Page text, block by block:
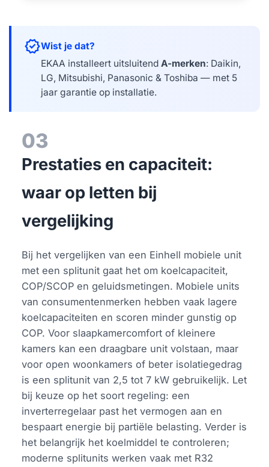
verifiedWist je dat?
EKAA installeert uitsluitendA-merken: Daikin,
LG, Mitsubishi, Panasonic & Toshiba — met 5
jaar garantie op installatie.
03
Prestaties en capaciteit:
waar op letten bij
vergelijking
Bij het vergelijken van een Einhell mobiele unit
met een splitunit gaat het om koelcapaciteit,
COP/SCOP en geluidsmetingen. Mobiele units
van consumentenmerken hebben vaak lagere
koelcapaciteiten en scoren minder gunstig op
COP. Voor slaapkamercomfort of kleinere
kamers kan een draagbare unit volstaan, maar
voor open woonkamers of beter isolatiegedrag
is een splitunit van 2,5 tot 7 kW gebruikelijk. Let
bij keuze op het soort regeling: een
inverterregelaar past het vermogen aan en
bespaart energie bij partiële belasting. Verder is
het belangrijk het koelmiddel te controleren;
moderne splitunits werken vaak met R32